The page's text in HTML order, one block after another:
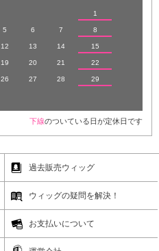
1
5 6 7 8
12 13 14 15
19 20 21 22
26 27 28 29
下線のついている日が定休日です
過去販売ウィッグ
ウィッグの疑問を解決！
お支払いについて